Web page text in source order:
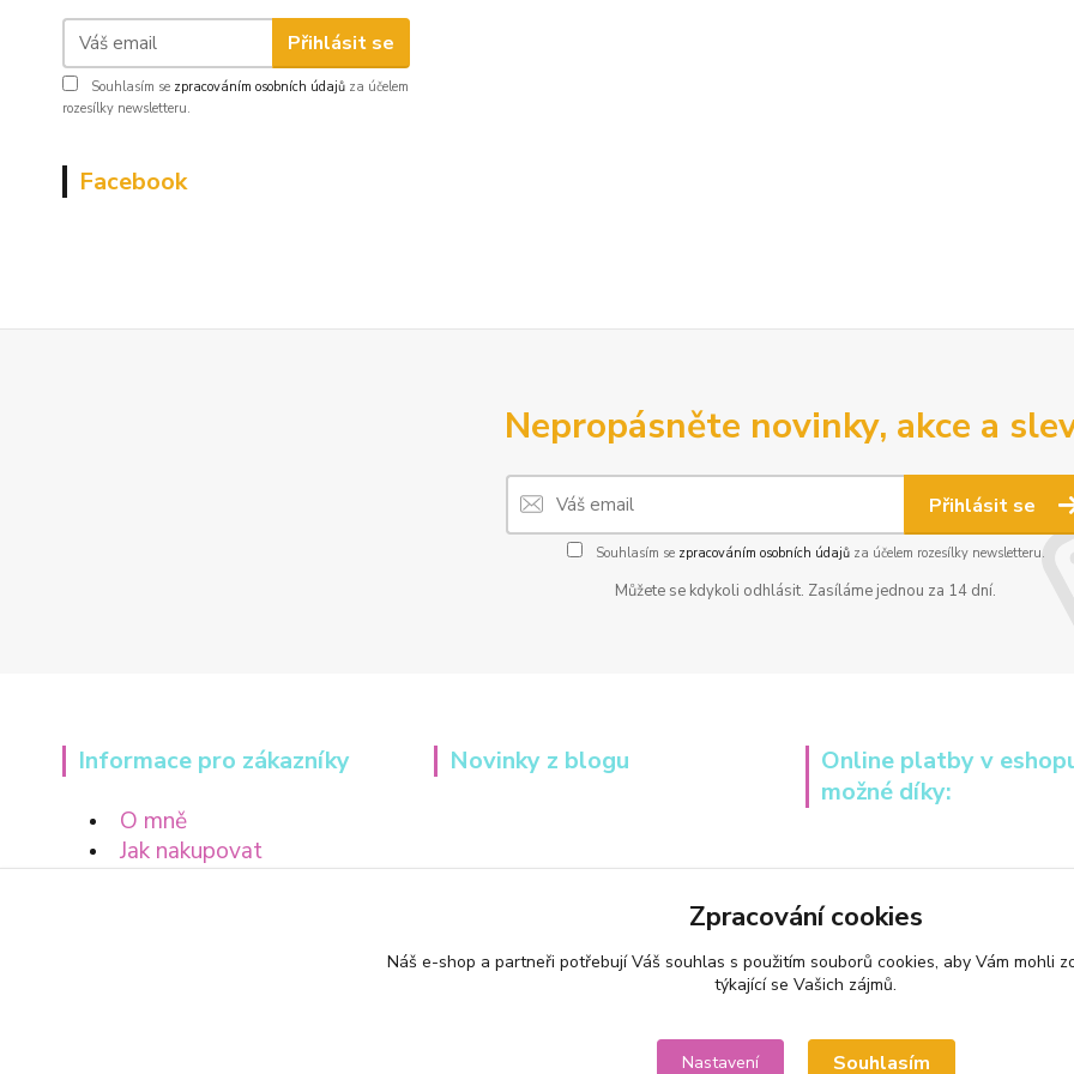
Přihlásit se
Souhlasím se zpracováním osobních údajů za účelem
rozesílky newsletteru.
Facebook
Nepropásněte novinky, akce a
Přihlásit se
Souhlasím se zpracováním osobních údajůza účelem rozesílky newsletteru.
Můžete se kdykoli odhlásit. Zasíláme jednou za 14 dní.
Informace pro zákazníky
O mně
Jak nakupovat
Novinky z blogu
Online platby v
možné díky:
Zpracování cookies
Náš e-shop a partneři potřebují Váš souhlas s použitím souborů cookies, aby Vám mohli
týkající se Vašich zájmů.
Nastavení Souhlasím